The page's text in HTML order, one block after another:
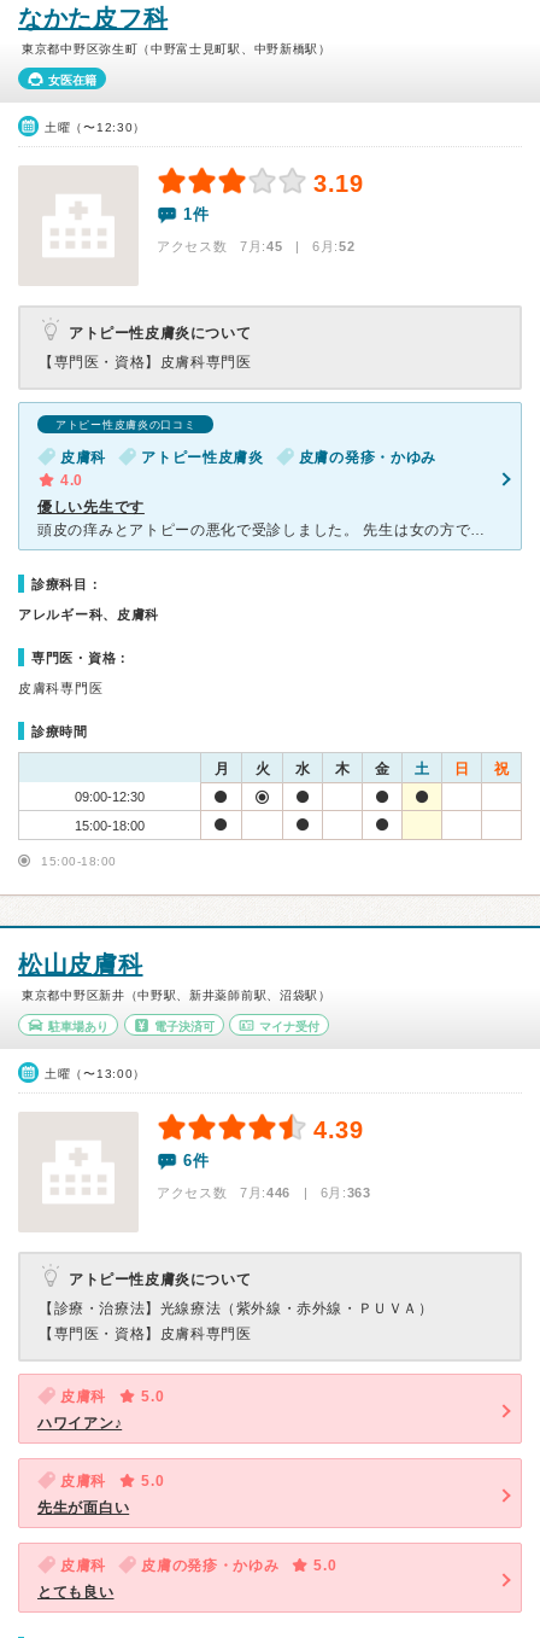
なかた皮フ科
東京都中野区弥生町（中野富士見町駅、中野新橋駅）
女医在籍
土曜（〜12:30）
3.19
1件
アクセス数 7月:45 | 6月:52
アトピー性皮膚炎について
【専門医・資格】 皮膚科専門医
アトピー性皮膚炎の口コミ
皮膚科 アトピー性皮膚炎
皮膚の発疹・かゆみ
4.0
優しい先生です
頭皮の痒みとアトピーの悪化で受診しました。 先生は女の方で、 優しいお母さんの様な雰囲気です。 ここに行く前に違う病院で 酷い対応をされたので すごく不安だつたのですが 黙って症状やど
診療科目：
アレルギー科、皮膚科
専門医・資格：
皮膚科専門医
診療時間
月 火 水 木 金 土 日 祝
09:00-12:30
15:00-18:00
15:00-18:00
松山皮膚科
東京都中野区新井（中野駅、新井薬師前駅、沼袋駅）
駐車場あり 電子決済可 マイナ受付
土曜（〜13:00）
4.39
6件
アクセス数 7月:446 | 6月:363
アトピー性皮膚炎について
【診療・治療法】 光線療法（紫外線・赤外線・ＰＵＶＡ）
【専門医・資格】 皮膚科専門医
皮膚科
5.0
ハワイアン♪
皮膚科
5.0
先生が面白い
皮膚科 皮膚の発疹・かゆみ
5.0
とても良い